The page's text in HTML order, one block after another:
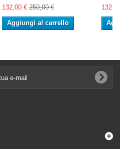
132,00 € 250,00 €
Aggiungi al carrello